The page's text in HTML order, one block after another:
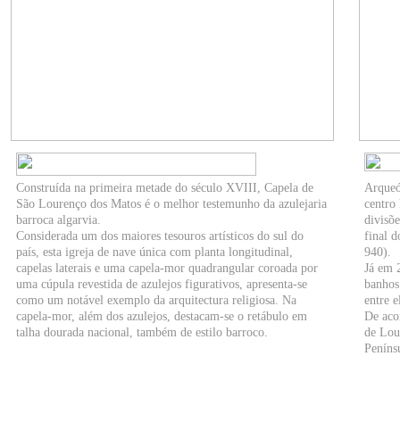
Construída na primeira metade do século XVIII, Capela de
São Lourenço dos Matos é o melhor testemunho da azulejaria
barroca algarvia.
Considerada um dos maiores tesouros artísticos do sul do
país, esta igreja de nave única com planta longitudinal,
capelas laterais e uma capela-mor quadrangular coroada por
uma cúpula revestida de azulejos figurativos, apresenta-se
como um notável exemplo da arquitectura religiosa. Na
capela-mor, além dos azulejos, destacam-se o retábulo em
talha dourada nacional, também de estilo barroco.
centro
final
940).
Já em
entre
De
de